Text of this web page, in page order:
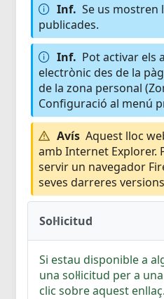
Inf. Se us mostren
publicades.
Inf. Pot activar els
electrònic des de la
de la zona personal
Configuració al menú
Avís Aquest lloc
amb Internet Explorer.
servir un navegador
seves darreres
Sol·licitud
Si estau disponible a
una sol·licitud per a
clic sobre aquest enllaç.